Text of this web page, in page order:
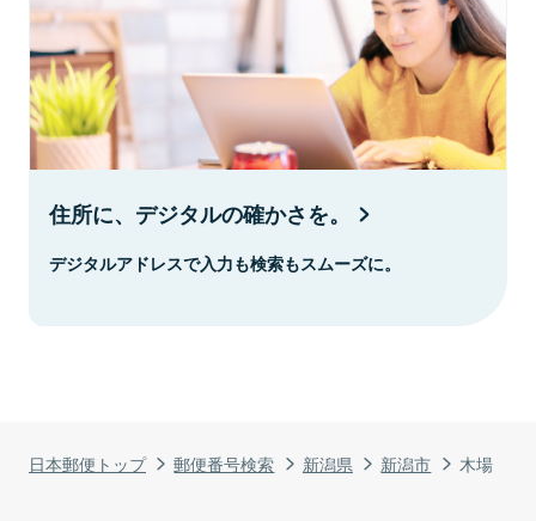
日本郵便トップ 郵便番号検索 新潟県 新潟市 木場
住所に、デジタルの確かさを。
デジタルアドレスで入力も検索もスムーズに。